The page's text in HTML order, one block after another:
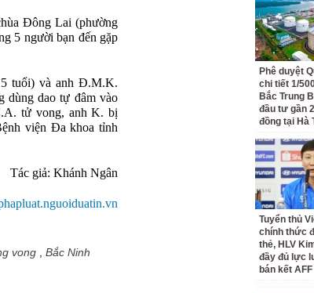
Đông Lai (phường
5 người bạn đến gặp
tuổi) và anh Đ.M.K.
dùng dao tự đâm vào
tử vong, anh K. bị
viện Đa khoa tỉnh
Tác giả: Khánh Ngân
vong Bắc Ninh
Phê duyệt
chi tiết 1/
Bắc Trung
đầu tư gần
đồng tại Hà
Tuyển thủ
chính thức
thẻ, HLV
đầy đủ lực
bán kết